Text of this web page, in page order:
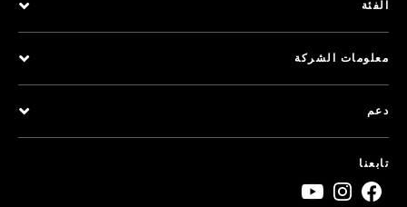
الفئة
معلومات الشركة
دعم
تابعنا